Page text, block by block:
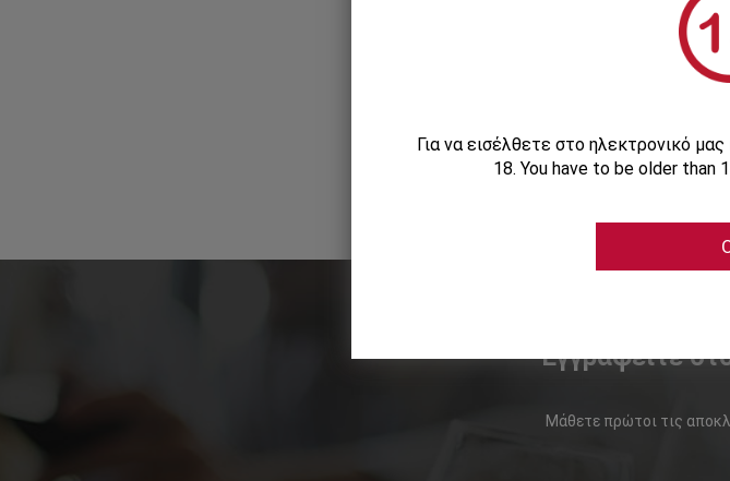
Εγγραφείτε
Μάθετε πρώτοι τις
Για να εισέλθετε στο ηλεκτρονικό
18. You have to be older than